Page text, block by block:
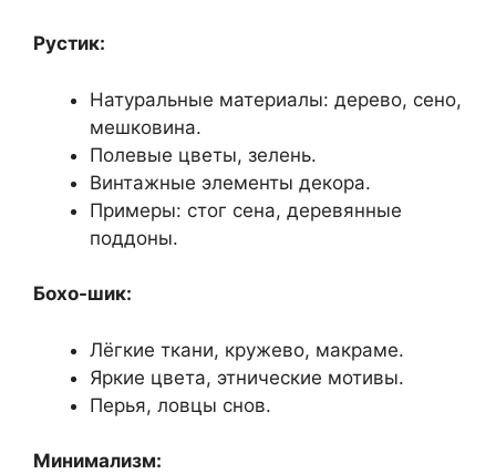
Рустик:
Натуральные материалы: дерево, сено,
мешковина.
Полевые цветы, зелень.
Винтажные элементы декора.
Примеры: стог сена, деревянные
поддоны.
Бохо-шик:
Лёгкие ткани, кружево, макраме.
Яркие цвета, этнические мотивы.
Перья, ловцы снов.
Минимализм: